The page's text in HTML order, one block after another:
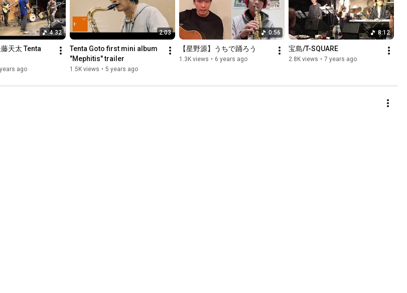
4:32
天太 Tenta
ago
2:03
Tenta Goto first mini album
"Mephitis" trailer
1.5K views • 5 years ago
0:56
【星野源】うちで踊ろう
1.3K views • 6 years ago
8:12
宝島/T-SQUARE
2.8K views • 7 years ago